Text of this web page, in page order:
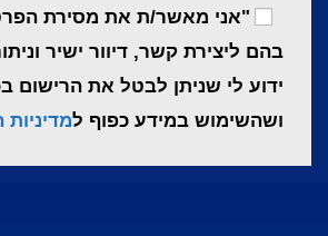
"אני מאשר/ת את מסירת
בהם ליצירת קשר, דיוור ישיר
ידוע לי שניתן לבטל את הרישום
ושהשימוש במידע כפוף למדיניות